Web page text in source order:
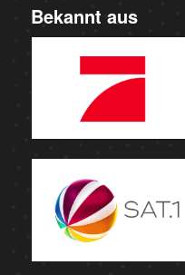
Bekannt aus